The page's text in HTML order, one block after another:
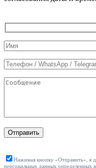
Служебные
поля
формы
Отправить
Нажимая кнопку «Отправить», я
персональных данных определенных в